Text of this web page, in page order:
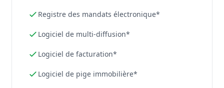
Registre des mandats électronique*
Logiciel de multi-diffusion*
Logiciel de facturation*
Logiciel de pige immobilière*